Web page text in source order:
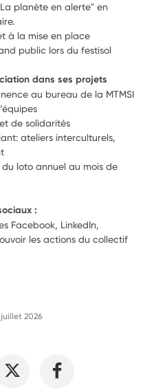
planète en alerte" en
à la mise en place
public lors du festisol
dans ses projets
au bureau de la MTMSI
ateliers interculturels,
loto annuel au mois de
:
Facebook, LinkedIn,
les actions du collectif
juillet 2026